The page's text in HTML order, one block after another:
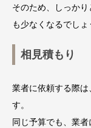
そのため、しっか
も少なくなるでしょ
相見積もり
業者に依頼する際
す。
同じ予算でも、業